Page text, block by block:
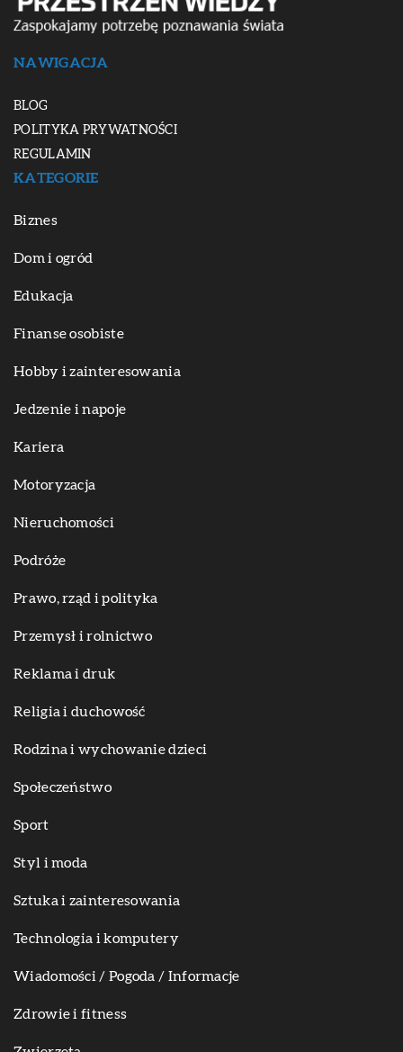
NAWIGACJA
BLOG
POLITYKA PRYWATNOŚCI
REGULAMIN
KATEGORIE
Biznes
Dom i ogród
Edukacja
Finanse osobiste
Hobby i zainteresowania
Jedzenie i napoje
Kariera
Motoryzacja
Nieruchomości
Podróże
Prawo, rząd i polityka
Przemysł i rolnictwo
Reklama i druk
Religia i duchowość
Rodzina i wychowanie dzieci
Społeczeństwo
Sport
Styl i moda
Sztuka i zainteresowania
Technologia i komputery
Wiadomości / Pogoda / Informacje
Zdrowie i fitness